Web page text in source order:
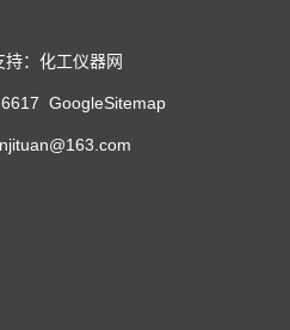
持：化工仪器网
GoogleSitemap